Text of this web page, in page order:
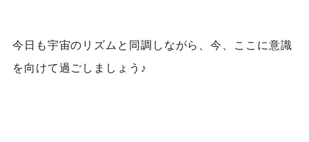
今日も宇宙のリズムと同調しながら、今、ここに意識
を向けて過ごしましょう♪